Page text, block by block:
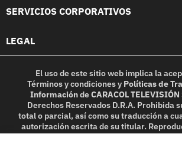
SERVICIOS CORPORATIVOS
LEGAL
El uso de este sitio web implica la
Términos y condicionesy Políticas de
InformacióndeCARACOL TELEVISIÓN
Derechos Reservados D.R.A. Prohibida
total o parcial, así como su traducción a
autorización escrita de su titular.
in part, or translation without written